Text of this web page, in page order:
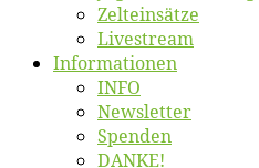
Zelt­ein­sät­ze
Live­stream
Informatio­nen
INFO
News­let­ter
Spen­den
DANKE!